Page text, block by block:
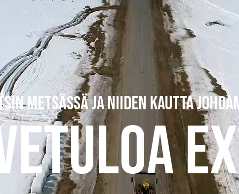
METSÄSSÄ JA NIIDEN KAUTTA